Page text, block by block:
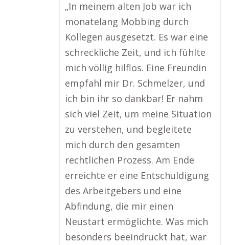
„In meinem alten Job war ich
monatelang Mobbing durch
Kollegen ausgesetzt. Es war eine
schreckliche Zeit, und ich fühlte
mich völlig hilflos. Eine Freundin
empfahl mir Dr. Schmelzer, und
ich bin ihr so dankbar! Er nahm
sich viel Zeit, um meine Situation
zu verstehen, und begleitete
mich durch den gesamten
rechtlichen Prozess. Am Ende
erreichte er eine Entschuldigung
des Arbeitgebers und eine
Abfindung, die mir einen
Neustart ermöglichte. Was mich
besonders beeindruckt hat, war